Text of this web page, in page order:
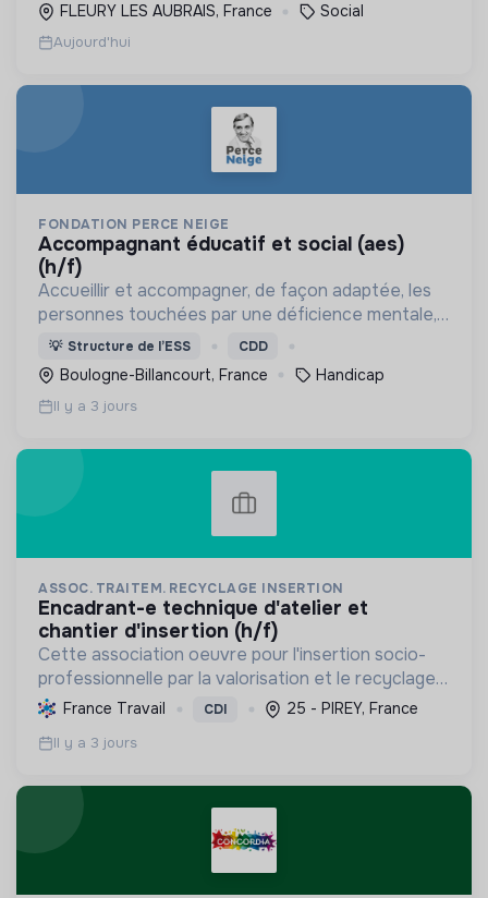
FLEURY LES AUBRAIS, France
Social
Aujourd'hui
FONDATION PERCE NEIGE
accompagnant éducatif et social (aes)
(h/f)
Accueillir et accompagner, de façon adaptée, les
personnes touchées par une déficience mentale,
un handicap physique ou psychique
💡 Structure de l’ESS CDD
Boulogne-Billancourt, France Handicap
Il y a 3 jours
ASSOC. TRAITEM. RECYCLAGE INSERTION
encadrant-e technique d'atelier et
chantier d'insertion (h/f)
Cette association oeuvre pour l'insertion socio-
professionnelle par la valorisation et le recyclage
d'objets, le blanchissage et la sensibilisation
environnementale, promouvant l'économie
circulaire e...
France Travail CDI 25 - PIREY, France
Il y a 3 jours